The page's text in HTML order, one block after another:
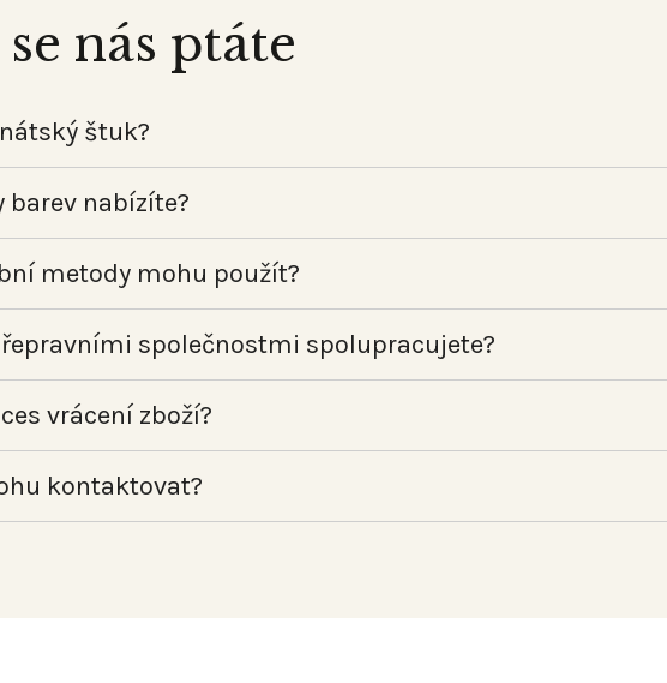
nás ptáte
štuk?
barev nabízíte?
metody mohu použít?
společnostmi spolupracujete?
vrácení zboží?
kontaktovat?